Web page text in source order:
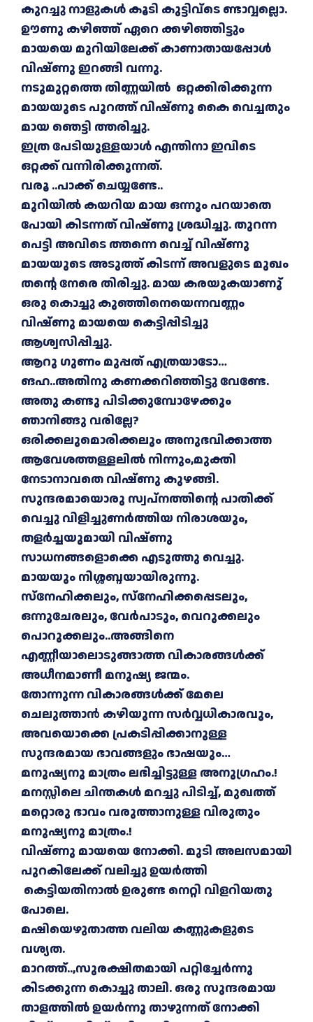
കുറച്ചു നാളുകൾ കൂടി കുട്ടിവ്ടെ ണ്ടാവ്വല്ലൊ.
ഊണു കഴിഞ്ഞ് ഏറെ ക്കഴിഞ്ഞിട്ടും
മായയെ മുറിയിലേക്ക് കാണാതായപ്പോൾ
വിഷ്ണു ഇറങ്ങി വന്നു.
നടുമുറ്റത്തെ തിണ്ണയിൽ ഒറ്റക്കിരിക്കുന്ന
മായയുടെ പുറത്ത് വിഷ്ണു കൈ വെച്ചതും
മായ ഞെട്ടി ത്തരിച്ചു.
ഇത്ര പേടിയുള്ളയാൾ എന്തിനാ ഇവിടെ
ഒറ്റക്ക് വന്നിരിക്കുന്നത്.
വരൂ ..പാക്ക് ചെയ്യണ്ടേ..
മുറിയിൽ കയറിയ മായ ഒന്നും പറയാതെ
പോയി കിടന്നത് വിഷ്ണു ശ്രദ്ധിച്ചു. തുറന്ന
പെട്ടി അവിടെ ത്തന്നെ വെച്ച് വിഷ്ണു
മായയുടെ അടുത്ത് കിടന്ന് അവളുടെ മുഖം
തന്റെ നേരെ തിരിച്ചു. മായ കരയുകയാണു്
ഒരു കൊച്ചു കുഞ്ഞിനെയെന്നവണ്ണം
വിഷ്ണു മായയെ കെട്ടിപ്പിടിച്ചു
ആശ്വസിപ്പിച്ചു.
ആറു ഗുണം മുപ്പത് എത്രയാടോ…
ങഹ..അതിനു കണക്കറിഞ്ഞിട്ടു വേണ്ടേ.
അതു കണ്ടു പിടിക്കുമ്പോഴേക്കും
ഞാനിങ്ങു വരില്ലേ?
ഒരിക്കലുമൊരിക്കലും അനുഭവിക്കാത്ത
ആവേശത്തള്ളലിൽ നിന്നും,മുക്തി
നേടാനാവതെ വിഷ്ണു കുഴങ്ങി.
സുന്ദരമായൊരു സ്വപ്നത്തിന്റെ പാതിക്ക്
വെച്ചു വിളിച്ചുണർത്തിയ നിരാശയും,
തളർച്ചയുമായി വിഷ്ണു
സാധനങ്ങളൊക്കെ എടുത്തു വെച്ചു.
മായയും നിശ്ശബ്ദയായിരുന്നു.
സ്നേഹിക്കലും, സ്നേഹിക്കപ്പെടലും,
ഒന്നുചേരലും, വേർപാടും, വെറുക്കലും
പൊറുക്കലും..അങ്ങിനെ
എണ്ണീയാലൊടുങ്ങാത്ത വികാരങ്ങൾക്ക്
അധീനമാണീ മനുഷ്യ ജന്മം.
തോന്നുന്ന വികാരങ്ങൾക്ക് മേലെ
ചെലുത്താൻ കഴിയുന്ന സർവ്വധികാരവും,
അവയൊക്കെ പ്രകടിപ്പിക്കാനുള്ള
സുന്ദരമായ ഭാവങ്ങളും ഭാഷയും…
മനുഷ്യനു മാത്രം ലഭിച്ചിട്ടുള്ള അനുഗ്രഹം.!
മനസ്സിലെ ചിന്തകൾ മറച്ചു പിടിച്ച്, മുഖത്ത്
മറ്റൊരു ഭാവം വരുത്താനുള്ള വിരുതും
മനുഷ്യനു മാത്രം.!
വിഷ്ണു മായയെ നോക്കി. മുടി അലസമായി
പുറകിലേക്ക് വലിച്ചു ഉയർത്തി
കെട്ടിയതിനാൽ ഉരുണ്ട നെറ്റി വിളറിയതു
പോലെ.
മഷിയെഴുതാത്ത വലിയ കണ്ണുകളുടെ
വശ്യത.
മാറത്ത്..,സുരക്ഷിതമായി പറ്റിച്ചേർന്നു
കിടക്കുന്ന കൊച്ചു താലി. ഒരു സുന്ദരമായ
താളത്തിൽ ഉയർന്നു താഴുന്നത് നോക്കി